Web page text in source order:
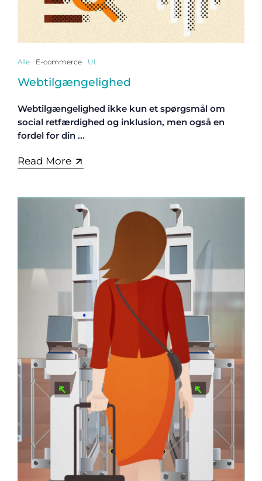
Alle E-commerce UI
Webtilgængelighed
Webtilgængelighed ikke kun et spørgsmål om
social retfærdighed og inklusion, men også en
fordel for din ...
Read More